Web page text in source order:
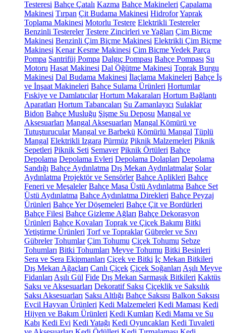
Testeresi Bahçe Çatalı Kazma Bahçe Makineleri Çapalama
Makinesi Tırpan Çit Budama Makinesi HidroforYaprak
Toplama Makinesi Motorlu Testere Elektrikli Testereler
Benzinli Testereler Testere Zincirleri ve Yağları Çim Biçme
Makinesi Benzinli Çim Biçme Makinesi Elektrikli Çim Biçme
Makinesi Kenar Kesme Makinesi Çim Biçme Yedek Parça
Pompa Santrifüj Pompa Dalgıç Pompası Bahçe Pompası Su
Motoru Hasat Makinesi Dal Öğütme Makinesi Toprak Burgu
Makinesi Dal Budama Makinesi İlaçlama Makineleri Bahçe İş
ve İnşaat Makineleri Bahçe Sulama Ürünleri Hortumlar
Fıskiye ve Damlatıcılar Hortum Makaraları Hortum Bağlantı
Aparatları Hortum Tabancaları Su Zamanlayıcı Sulaklar
Bidon Bahçe Musluğu Şişme Su Deposu Mangal ve
Aksesuarları Mangal Aksesuarları Mangal Kömürü ve
Tutuşturucular Mangal ve Barbekü Kömürlü Mangal Tüplü
Mangal Elektrikli Izgara Pürmüz Piknik Malzemeleri Piknik
Sepetleri Piknik Seti Semaver Piknik Örtüleri Bahçe
Depolama Depolama Evleri Depolama Dolapları Depolama
Sandığı Bahçe Aydınlatma Dış Mekan Aydınlatmalar Solar
Aydınlatma Projektör ve Sensörler Bahçe Aplikleri Bahçe
Feneri ve Meşaleler Bahçe Masa Üstü Aydınlatma Bahçe Set
Üstü Aydınlatma Bahçe Aydınlatma Direkleri Bahçe Peyzaj
Ürünleri Bahçe Yer Döşemeleri Bahçe Çit ve Bordürleri
Bahçe Filesi Bahçe Gizleme Ağları Bahçe Dekorasyon
Ürünleri Bahçe Kovaları Toprak ve Çiçek Bakımı Bitki
Yetiştirme Ürünleri Torf ve Topraklar Gübreler ve Sıvı
Gübreler Tohumlar Çim Tohumu Çiçek Tohumu Sebze
Tohumları Bitki Tohumları Meyve Tohumu Bitki Besinleri
Sera ve Sera Ekipmanları Çiçek ve Bitki İç Mekan Bitkileri
Dış Mekan Ağaçları Canlı Çiçek Çiçek Soğanları Aşılı Meyve
Fidanları Aşılı Gül Fide Dış Mekan Sarmaşık Bitkileri Kaktüs
Saksı ve Aksesuarları Dekoratif Saksı Çiçeklik ve Saksılık
Saksı Aksesuarları Saksı Altlığı Bahçe Saksısı Balkon Saksısı
Evcil Hayvan Ürünleri Kedi Malzemeleri Kedi Maması Kedi
Hijyen ve Bakım Ürünleri Kedi Kumları Kedi Mama ve Su
Kabı Kedi Evi Kedi Yatağı Kedi Oyuncakları Kedi Tuvaleti